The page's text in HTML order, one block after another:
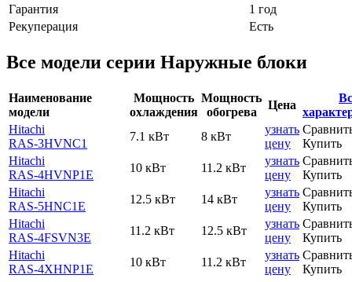
Гарантия
1 год
Рекуперация
Есть
Все модели серии Наружные блоки
Наименование
модели
Мощность
охлаждения
Мощность
обогрева
Цена
Hitachi
RAS-3HVNC1
7.1 кВт 8 кВт
узнать
цену
Купить
Hitachi
RAS-4HVNP1E
10 кВт 11.2 кВт
узнать
цену
Купить
Hitachi
RAS-5HNC1E
12.5 кВт 14 кВт
узнать
цену
Купить
Hitachi
RAS-4FSVN3E
11.2 кВт 12.5 кВт
узнать
цену
Купить
Hitachi
RAS-4XHNP1E
10 кВт 11.2 кВт
узнать
цену
Купить